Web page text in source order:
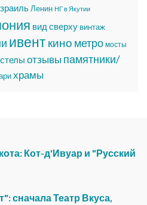
Ленин НГ в Якутии
вид сверху винтаж
ивенткино метро мосты
отзывы памятники/
храмы
Кот-д'Ивуар и "Русский
сначала Театр Вкуса,